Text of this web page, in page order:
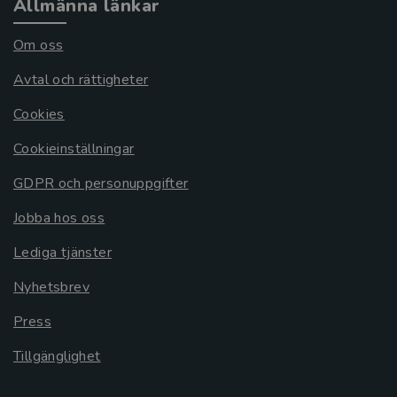
Allmänna länkar
Om oss
Avtal och rättigheter
Cookies
Cookieinställningar
GDPR och personuppgifter
Jobba hos oss
Lediga tjänster
Nyhetsbrev
Press
Tillgänglighet